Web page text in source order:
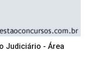
Judiciário - Área